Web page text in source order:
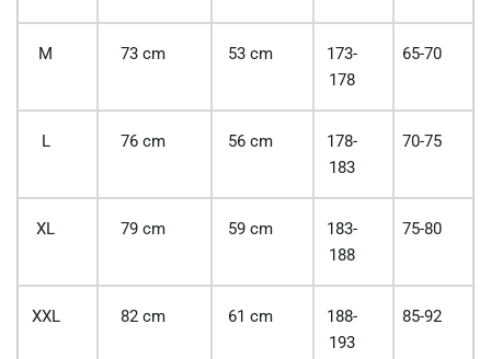
M 73 cm 53 cm
173-
178
65-70
L 76 cm 56 cm
178-
183
70-75
XL 79 cm 59 cm
183-
188
75-80
XXL 82 cm 61 cm
188-
193
85-92